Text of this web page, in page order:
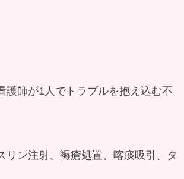
護師が1人でトラブルを抱え込む不
ン注射、褥瘡処置、喀痰吸引、タ